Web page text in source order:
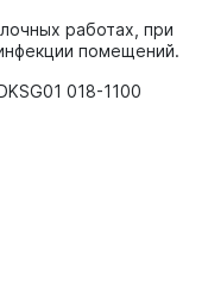
работах, при
помещений.
018-1100